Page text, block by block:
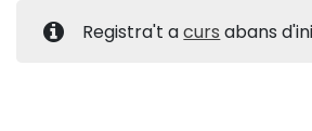
Registra't acurs abans